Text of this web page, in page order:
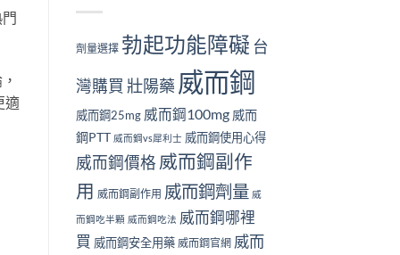
適
劑量選擇 勃起功能障礙 台
灣購買 壯陽藥 威而鋼
威而鋼25mg 威而鋼100mg 威而
鋼PTT 威而鋼vs犀利士 威而鋼使用心得
威而鋼價格 威而鋼副作
用 威而鋼副作用 威而鋼劑量 威
而鋼吃半顆 威而鋼吃法 威而鋼哪裡
買 威而鋼安全用藥 威而鋼官網 威而